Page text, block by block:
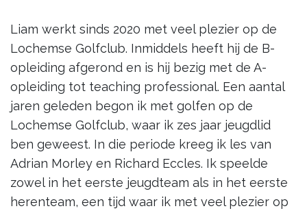
Liam werkt sinds 2020 met veel plezier op de
Lochemse Golfclub. Inmiddels heeft hij de B-
opleiding afgerond en is hij bezig met de A-
opleiding tot teaching professional. Een aantal
jaren geleden begon ik met golfen op de
Lochemse Golfclub, waar ik zes jaar jeugdlid
ben geweest. In die periode kreeg ik les van
Adrian Morley en Richard Eccles. Ik speelde
zowel in het eerste jeugdteam als in het eerste
herenteam, een tijd waar ik met veel plezier op